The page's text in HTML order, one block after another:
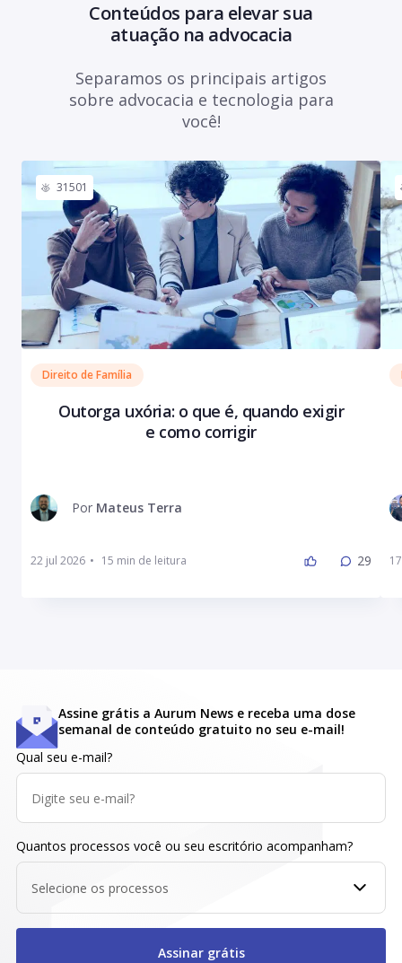
Conteúdos para elevar sua
atuação na advocacia
Separamos os principais artigos
sobre advocacia e tecnologia para
você!
31501
Direito de Família
Outorga uxória: o que é, quando exigir
e como corrigir
Por Mateus Terra
22 jul 2026 • 29
Assine grátis a Aurum News e receba uma dose
semanal de conteúdo gratuito no seu e-mail!
Qual seu e-mail?
Quantos processos você ou seu escritório acompanham?
Selecione os processos
Assinar grátis